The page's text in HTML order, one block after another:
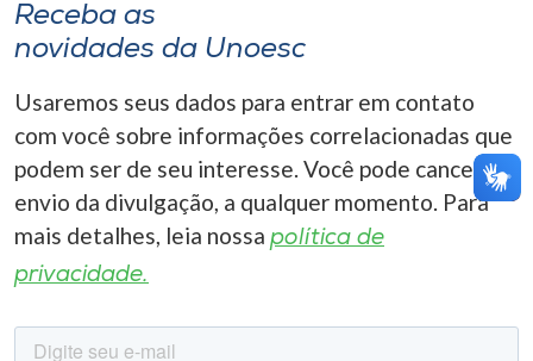
A+
Receba as
novidades da Unoesc
Usaremos seus dados para entrar em contato
com você sobre informações correlacionadas que
podem ser de seu interesse. Você pode cancelar o
envio da divulgação, a qualquer momento. Para
mais detalhes, leia nossa política de
privacidade.